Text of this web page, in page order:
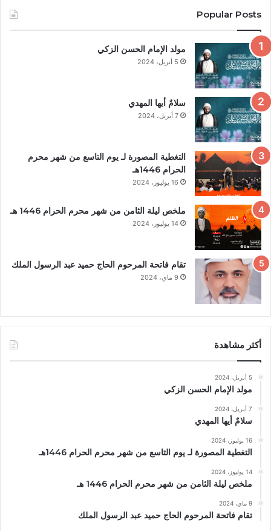
Popular Posts
مولد الإمام الحسن الزكي
5 أبريل، 2024
سلامٌ أيها المهدي
7 أبريل، 2024
التغطية المصورة لـ يوم التاسع من شهر محرم
الحرام 1446هـ
16 يوليوز، 2024
ملخص ليلة الثامن من شهر محرم الحرام 1446 هـ
14 يوليوز، 2024
تقام فاتحة المرحوم الحاج حميد عبد الرسول الملك
9 ماي، 2024
أكثر مشاهدة
5 أبريل، 2024
مولد الإمام الحسن الزكي
7 أبريل، 2024
سلامٌ أيها المهدي
16 يوليوز، 2024
التغطية المصورة لـ يوم التاسع من شهر محرم الحرام 1446هـ
14 يوليوز، 2024
ملخص ليلة الثامن من شهر محرم الحرام 1446 هـ
9 ماي، 2024
تقام فاتحة المرحوم الحاج حميد عبد الرسول الملك